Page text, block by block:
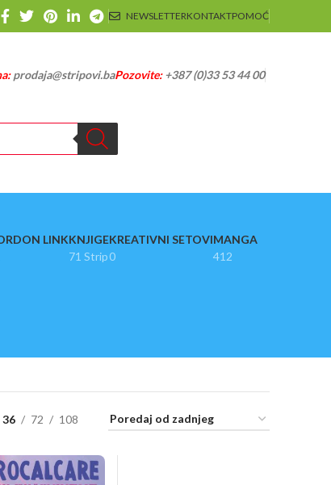
NEWSLETTERKONTAKTPOMOĆ
prodaja@stripovi.baPozovite:+387 (0)33 53 44 00
LINKKNJIGE
71 Strip
KREATIVNI SETOVI
0
MANGA
412
36 72 108